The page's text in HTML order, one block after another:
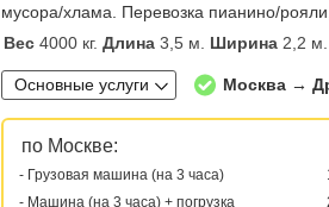
мусора/хлама. Перевозка пианино/
Вес 4000 кг. Длина 3,5 м. Ширина 2,2 м.
Основные услуги Москва →
по Москве:
- Грузовая машина (на 3 часа)
- Машина (на 3 часа) + погрузка